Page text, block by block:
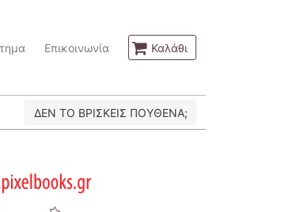
Επικοινωνία Καλάθι
ΔΕΝ ΤΟ ΒΡΙΣΚΕΙΣ ΠΟΥΘΕΝΑ;